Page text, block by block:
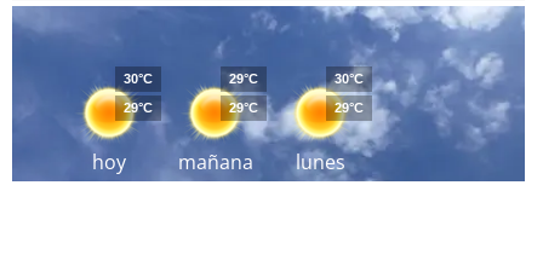
hoy
30°C
29°C
mañana
29°C
29°C
lunes
30°C
29°C